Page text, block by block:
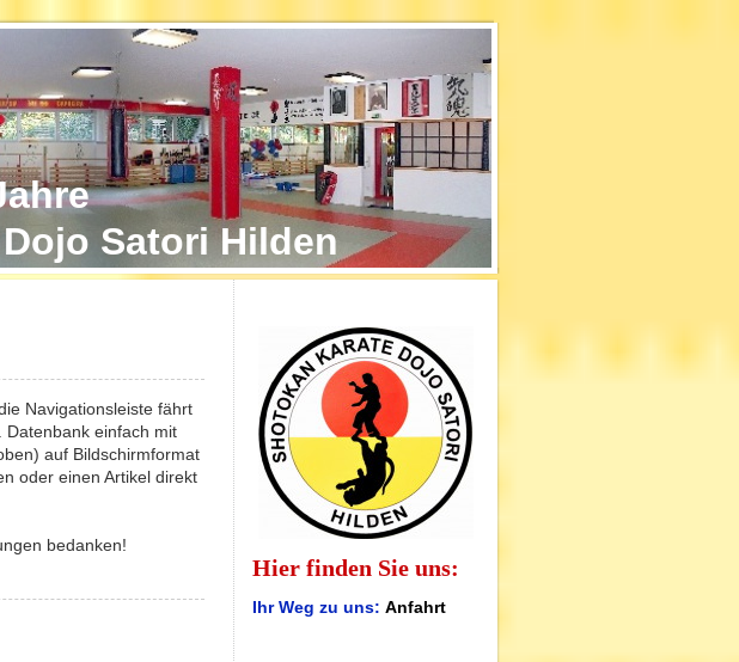
Satori Hilden
Navigationsleiste fährt
Datenbank einfach mit
auf Bildschirmformat
oder einen Artikel direkt
bedanken!
Hier finden Sie uns:
Ihr Weg zu uns: Anfahrt